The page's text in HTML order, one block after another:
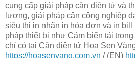
cung cấp giải pháp cân điện tử và
lượng, giải pháp cân công nghiệp
siêu thị in nhãn in hóa đơn và in
pháp thiết bị như Cảm biến tải
chỉ có tại Cân điện tử Hoa Sen
https://hoasenvang.com.vn / (EN)